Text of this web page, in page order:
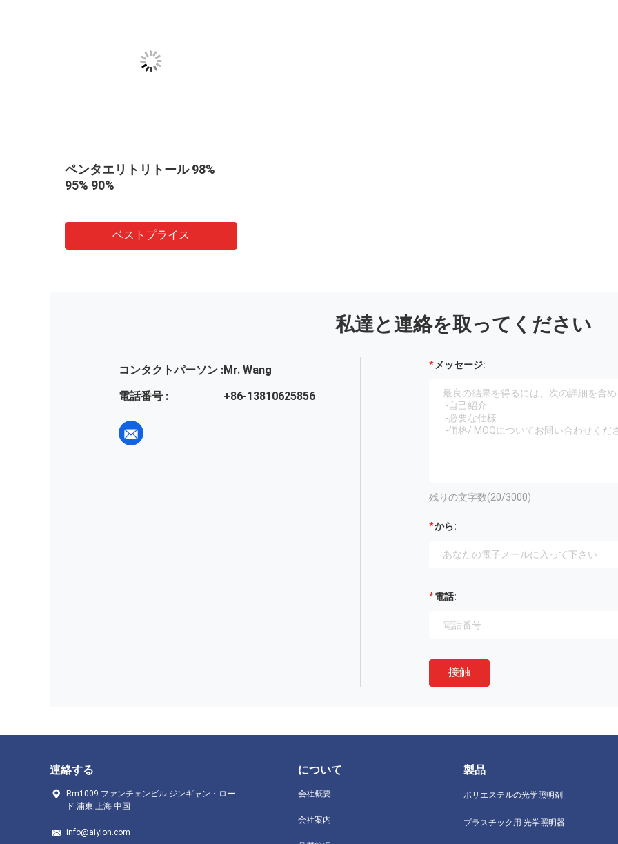
ペンタエリトリトール 98%
95% 90%
ベストプライス
私達と連絡を取ってください
コンタクトパーソン :Mr. Wang
電話番号 :
+86-13810625856
メッセージ:
残りの文字数(20/3000)
から:
電話:
接触
連絡する
Rm1009 ファンチェンビル ジンギャン・ロー
ド 浦東 上海 中国
info@aiylon.com
について
会社概要
会社案内
製品
ポリエステルの光学照明剤
プラスチック用 光学照明器